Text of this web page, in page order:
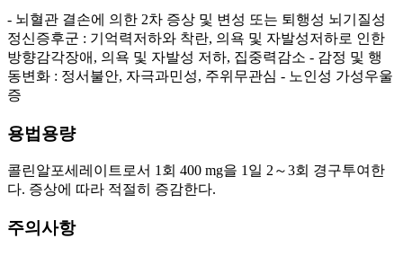
- 뇌혈관 결손에 의한 2차 증상 및 변성 또는 퇴행성 뇌기질성
정신증후군 : 기억력저하와 착란, 의욕 및 자발성저하로 인한
방향감각장애, 의욕 및 자발성 저하, 집중력감소 - 감정 및 행
동변화 : 정서불안, 자극과민성, 주위무관심 - 노인성 가성우울
증
용법용량
콜린알포세레이트로서 1회 400 mg을 1일 2～3회 경구투여한
다. 증상에 따라 적절히 증감한다.
주의사항